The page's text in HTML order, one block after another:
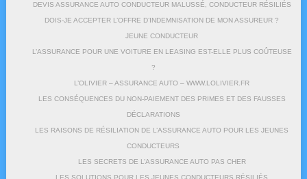
DEVIS ASSURANCE AUTO CONDUCTEUR MALUSSÉ, CONDUCTEUR RÉSILIÉS
DOIS-JE ACCEPTER L’OFFRE D’INDEMNISATION DE MON ASSUREUR ?
JEUNE CONDUCTEUR
L’ASSURANCE POUR UNE VOITURE EN LEASING EST-ELLE PLUS COÛTEUSE
?
L’OLIVIER – ASSURANCE AUTO – WWW.LOLIVIER.FR
LES CONSÉQUENCES DU NON-PAIEMENT DES PRIMES ET DES FAUSSES
DÉCLARATIONS
LES RAISONS DE RÉSILIATION DE L’ASSURANCE AUTO POUR LES JEUNES
CONDUCTEURS
LES SECRETS DE L’ASSURANCE AUTO PAS CHER
LES SOLUTIONS POUR LES JEUNES CONDUCTEURS RÉSILIÉS